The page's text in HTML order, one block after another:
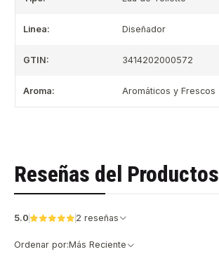
Linea: Diseñador
GTIN: 3414202000572
Aroma: Aromáticos y Frescos
Reseñas del Productos
5.0 2 reseñas
Ordenar por:Más Reciente